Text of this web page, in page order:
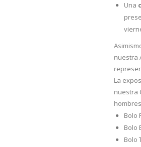
Una
nuestra
La
nuestra
Bolo
Bolo
Bolo